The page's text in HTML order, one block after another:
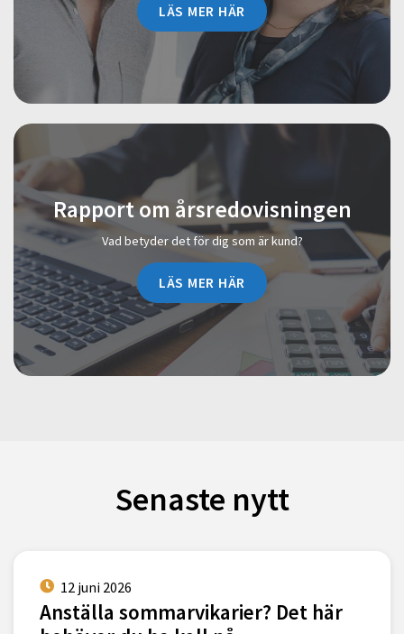
LÄS MER HÄR
Rapport om årsredovisningen
Vad betyder det för dig som är kund?
LÄS MER HÄR
Senaste nytt
12 juni 2026
Anställa sommarvikarier? Det här